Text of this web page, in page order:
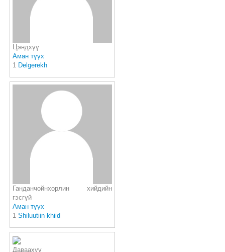
Цэндхүү
Аман түүх
1 Delgerekh
Ганданчойнхорлин хийдийн
гэсгүй
Аман түүх
1 Shiluutiin khiid
Даваахүү